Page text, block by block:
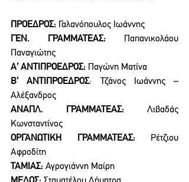
ΠΡΟΕΔΡΟΣ: Γαλανόπουλος Ιωάννης
ΓΕΝ. ΓΡΑΜΜΑΤΕΑΣ: Παπανικολάου
Παναγιώτης
Α’ ΑΝΤΙΠΡΟΕΔΡΟΣ: Παγώνη Ματίνα
Β’ ΑΝΤΙΠΡΟΕΔΡΟΣ: Τζάνος Ιωάννης –
Αλέξανδρος
ΑΝΑΠΛ. ΓΡΑΜΜΑΤΕΑΣ: Λιβαδάς
Κωνσταντίνος
ΟΡΓΑΝΩΤΙΚΗ ΓΡΑΜΜΑΤΕΑΣ: Ρέτζιου
Αφροδίτη
ΤΑΜΙΑΣ: Αγρογιάννη Μαίρη